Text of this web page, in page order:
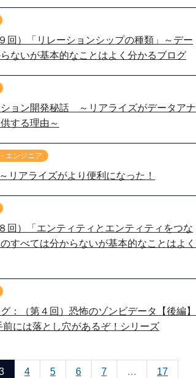
回）「リレーションシップの種類」～デー
ないが基本的なことはよく分かるブログ
ョン開発秘話 ～リアライズがデータアナ
する理由～
エンジニア
リアライズがより便利になった！
回）「エンティティとエンティティをつな
すべては分からないが基本的なことはよく
：（第４回）恐怖のゾンビデータ【後編】
には落とし穴があるぞ！シリーズ
4 5 6 7 … 17